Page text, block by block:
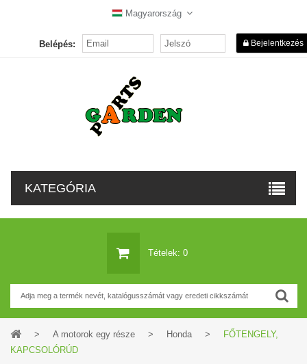
Magyarország
Belépés: Bejelentkezés
KATEGÓRIA
Tételek: 0
> A motorok egy része > Honda >
FŐTENGELY,
KAPCSOLÓRÚD